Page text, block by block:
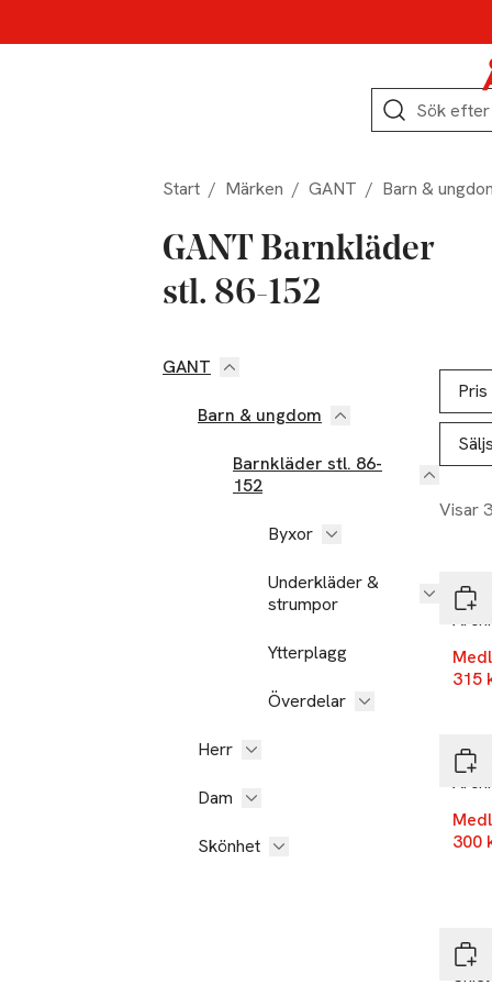
Sök
Start / Märken / GANT / Barn &
GANT Barnkläder
stl. 86-152
Hoppa till produktsidan
GANT
Barn & ungdom
Barnkläder stl. 86-
152
Byxor
Underkläder &
strumpor
Ytterplagg
Överdelar
Herr
Dam
Skönhet
Pris
Visar
Lista
-
315
300